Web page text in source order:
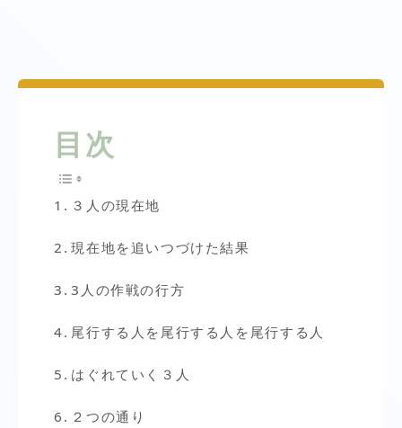
目次
３人の現在地
現在地を追いつづけた結果
3人の作戦の行方
尾行する人を尾行する人を尾行する人
はぐれていく３人
２つの通り